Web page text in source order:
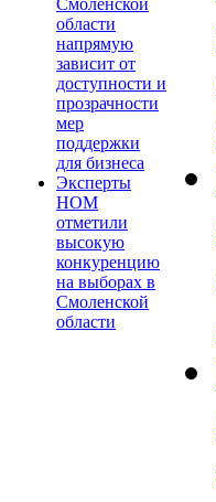
Смоленской
области
напрямую
зависит от
доступности и
прозрачности
мер
поддержки
для бизнеса
Эксперты
НОМ
отметили
высокую
конкуренцию
на выборах в
Смоленской
области